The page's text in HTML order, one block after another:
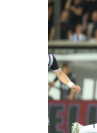
07 août 2026
dans un
plusieurs